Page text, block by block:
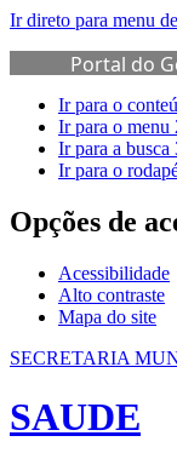
Ir direto para menu
Portal do
de Governo
Ir para o
Ir para o menu
Ir para a busca
Ir para o
Opções de
Acessibilidade
Alto contraste
Mapa do site
SECRETARIA
SAUDE